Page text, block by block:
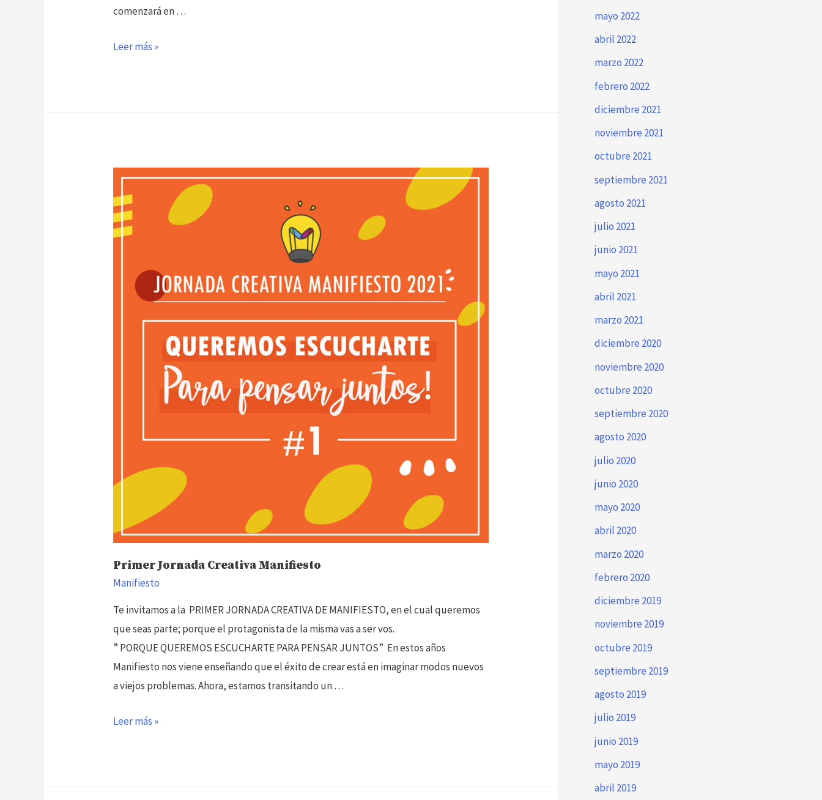
comenzará en …
Reinicio
Leer más »
Primer Jornada Creativa Manifiesto
Manifiesto
Te invitamos a la PRIMER JORNADA CREATIVA DE MANIFIESTO, en el cual queremos
que seas parte; porque el protagonista de la misma vas a ser vos.
” PORQUE QUEREMOS ESCUCHARTE PARA PENSAR JUNTOS” En estos años
Manifiesto nos viene enseñando que el éxito de crear está en imaginar modos nuevos
a viejos problemas. Ahora, estamos transitando un …
Primer
Leer más »
mayo 2022
abril 2022
marzo 2022
febrero 2022
diciembre 2021
noviembre 2021
octubre 2021
septiembre 2021
agosto 2021
julio 2021
junio 2021
mayo 2021
abril 2021
marzo 2021
diciembre 2020
noviembre 2020
octubre 2020
septiembre 2020
agosto 2020
julio 2020
junio 2020
mayo 2020
abril 2020
marzo 2020
febrero 2020
diciembre 2019
noviembre 2019
octubre 2019
septiembre 2019
agosto 2019
julio 2019
junio 2019
mayo 2019
abril 2019